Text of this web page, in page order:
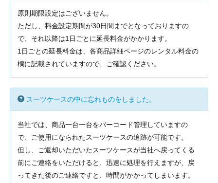
原則期限設定はございません。
ただし、料金設定期間が30日間までとなっておりますの
で、それ以降は1日ごとに延長料金がかかります。
1日ごとの延長料金は、各商品詳細ページのレンタル料金の
欄に記載されていますので、ご確認ください。
スーツケースの中に忘れものをしました。
当社では、商品一台一台をバーコード管理していますの
で、ご使用になられたスーツケースの追跡が可能です。
但し、ご返却いただいたスーツケースが当社へ戻ってくる
前にご連絡をいただけると、迅速に処理を行えますが、戻
ってきた後のご連絡ですと、時間がかかってしまいます。